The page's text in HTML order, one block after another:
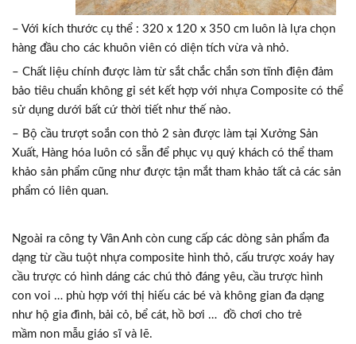
– Với kích thước cụ thể : 320 x 120 x 350 cm luôn là lựa chọn
hàng đầu cho các khuôn viên có diện tích vừa và nhỏ.
– Chất liệu chính được làm từ sắt chắc chắn sơn tĩnh điện đảm
bảo tiêu chuẩn không gỉ sét kết hợp với nhựa Composite có thể
sử dụng dưới bất cứ thời tiết như thế nào.
– Bộ cầu trượt soắn con thỏ 2 sàn được làm tại Xưởng Sản
Xuất, Hàng hóa luôn có sẵn để phục vụ quý khách có thể tham
khảo sản phẩm cũng như được tận mắt tham khảo tất cả các sản
phẩm có liên quan.
Ngoài ra công ty Vân Anh còn cung cấp các dòng sản phẩm đa
dạng từ cầu tuột nhựa composite hình thỏ, cấu trược xoáy hay
cầu trược có hình dáng các chú thỏ đáng yêu, cầu trược hình
con voi … phù hợp với thị hiếu các bé và không gian đa dạng
như hộ gia đình, bải cỏ, bể cát, hồ bơi … đồ chơi cho trẻ
mầm non mẫu giáo sĩ và lẽ.